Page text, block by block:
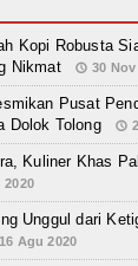
Kopi Robusta
Nikmat
30 Nov
Pusat
Dolok Tolong
Kuliner Khas
2020
Unggul dari
16 Agu 2020